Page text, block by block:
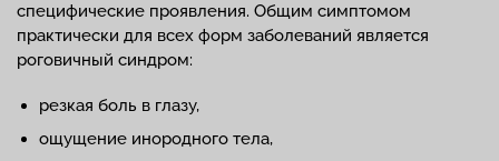
специфические проявления. Общим симптомом
практически для всех форм заболеваний является
роговичный синдром:
резкая боль в глазу,
ощущение инородного тела,